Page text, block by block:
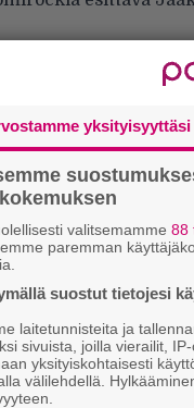
Festivaalin
Apulanta,
hintaan 239
yksityisyyttäsi
valitsemamme 88
paremman
suostut tietojesi
laitetunnisteita ja
sivuista, joilla vierailit,
yksityiskohtaisesti
välilehdellä.